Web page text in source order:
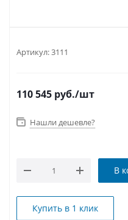
Артикул:3111
110 545 руб./шт
Нашли дешевле?
В
Купить в 1 клик